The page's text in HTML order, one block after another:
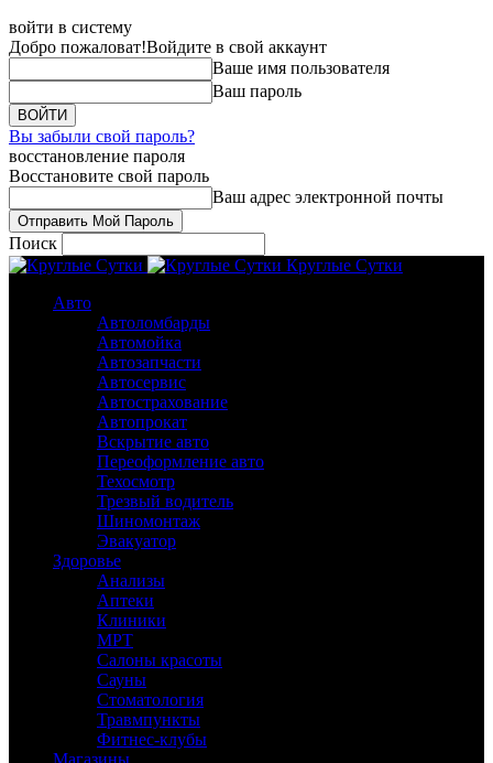
войти в систему
Добро пожаловат!Войдите в свой аккаунт
Ваше имя пользователя
Ваш пароль
Вы забыли свой пароль?
восстановление пароля
Восстановите свой пароль
Ваш адрес электронной почты
Поиск
Круглые Сутки
Авто
Автоломбарды
Автомойка
Автозапчасти
Автосервис
Автострахование
Автопрокат
Вскрытие авто
Переоформление авто
Техосмотр
Трезвый водитель
Шиномонтаж
Эвакуатор
Здоровье
Анализы
Аптеки
Клиники
МРТ
Салоны красоты
Сауны
Стоматология
Травмпункты
Фитнес-клубы
Магазины